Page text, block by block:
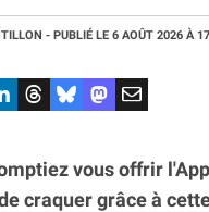
- PUBLIÉ LE 6 AOÛT 2026 À
vous offrir
craquer grâce à